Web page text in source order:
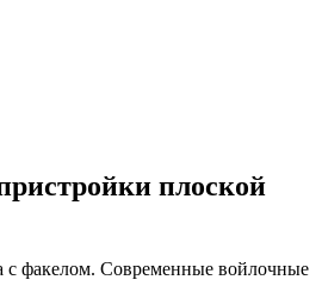
плоской
с факелом. Современные войлочные